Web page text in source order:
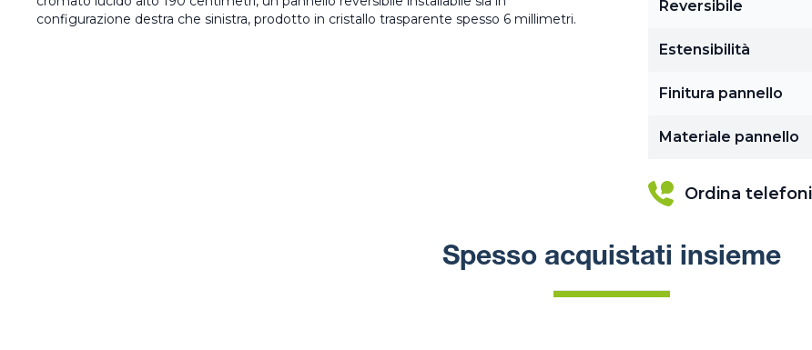
configurazione destra che sinistra, prodotto in cristallo trasparente spesso 6 millimetri.
Reversibile
Estensibilità
Finitura pannello
Materiale pannello
Ordina
Spesso acquistati insieme